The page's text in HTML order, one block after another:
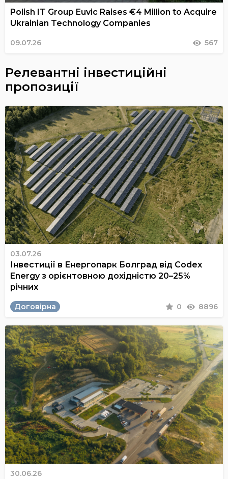
Polish IT Group Euvic Raises €4 Million to Acquire
Ukrainian Technology Companies
09.07.26 567
Релевантні інвестиційні
пропозиції
03.07.26
Інвестиції в Енергопарк Болград від Codex
Energy з орієнтовною дохідністю 20–25%
річних
Договірна 0 8896
30.06.26